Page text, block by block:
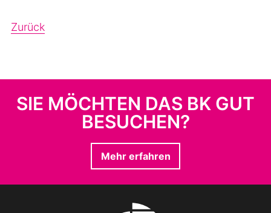
Zurück
SIE MÖCHTEN DAS BK GUT
BESUCHEN?
Mehr erfahren